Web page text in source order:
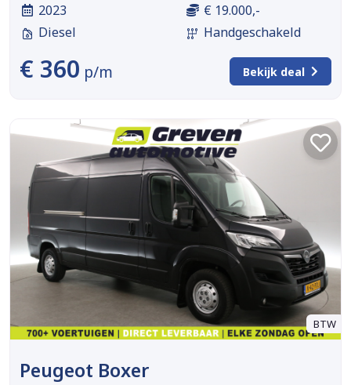
2023
Diesel
€ 19.000,-
Handgeschakeld
€ 360 p/m Bekijk deal
BTW
Peugeot Boxer